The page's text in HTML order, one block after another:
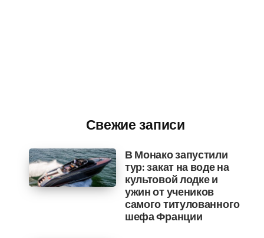
Свежие записи
В Монако запустили
тур: закат на воде на
культовой лодке и
ужин от учеников
самого титулованного
шефа Франции